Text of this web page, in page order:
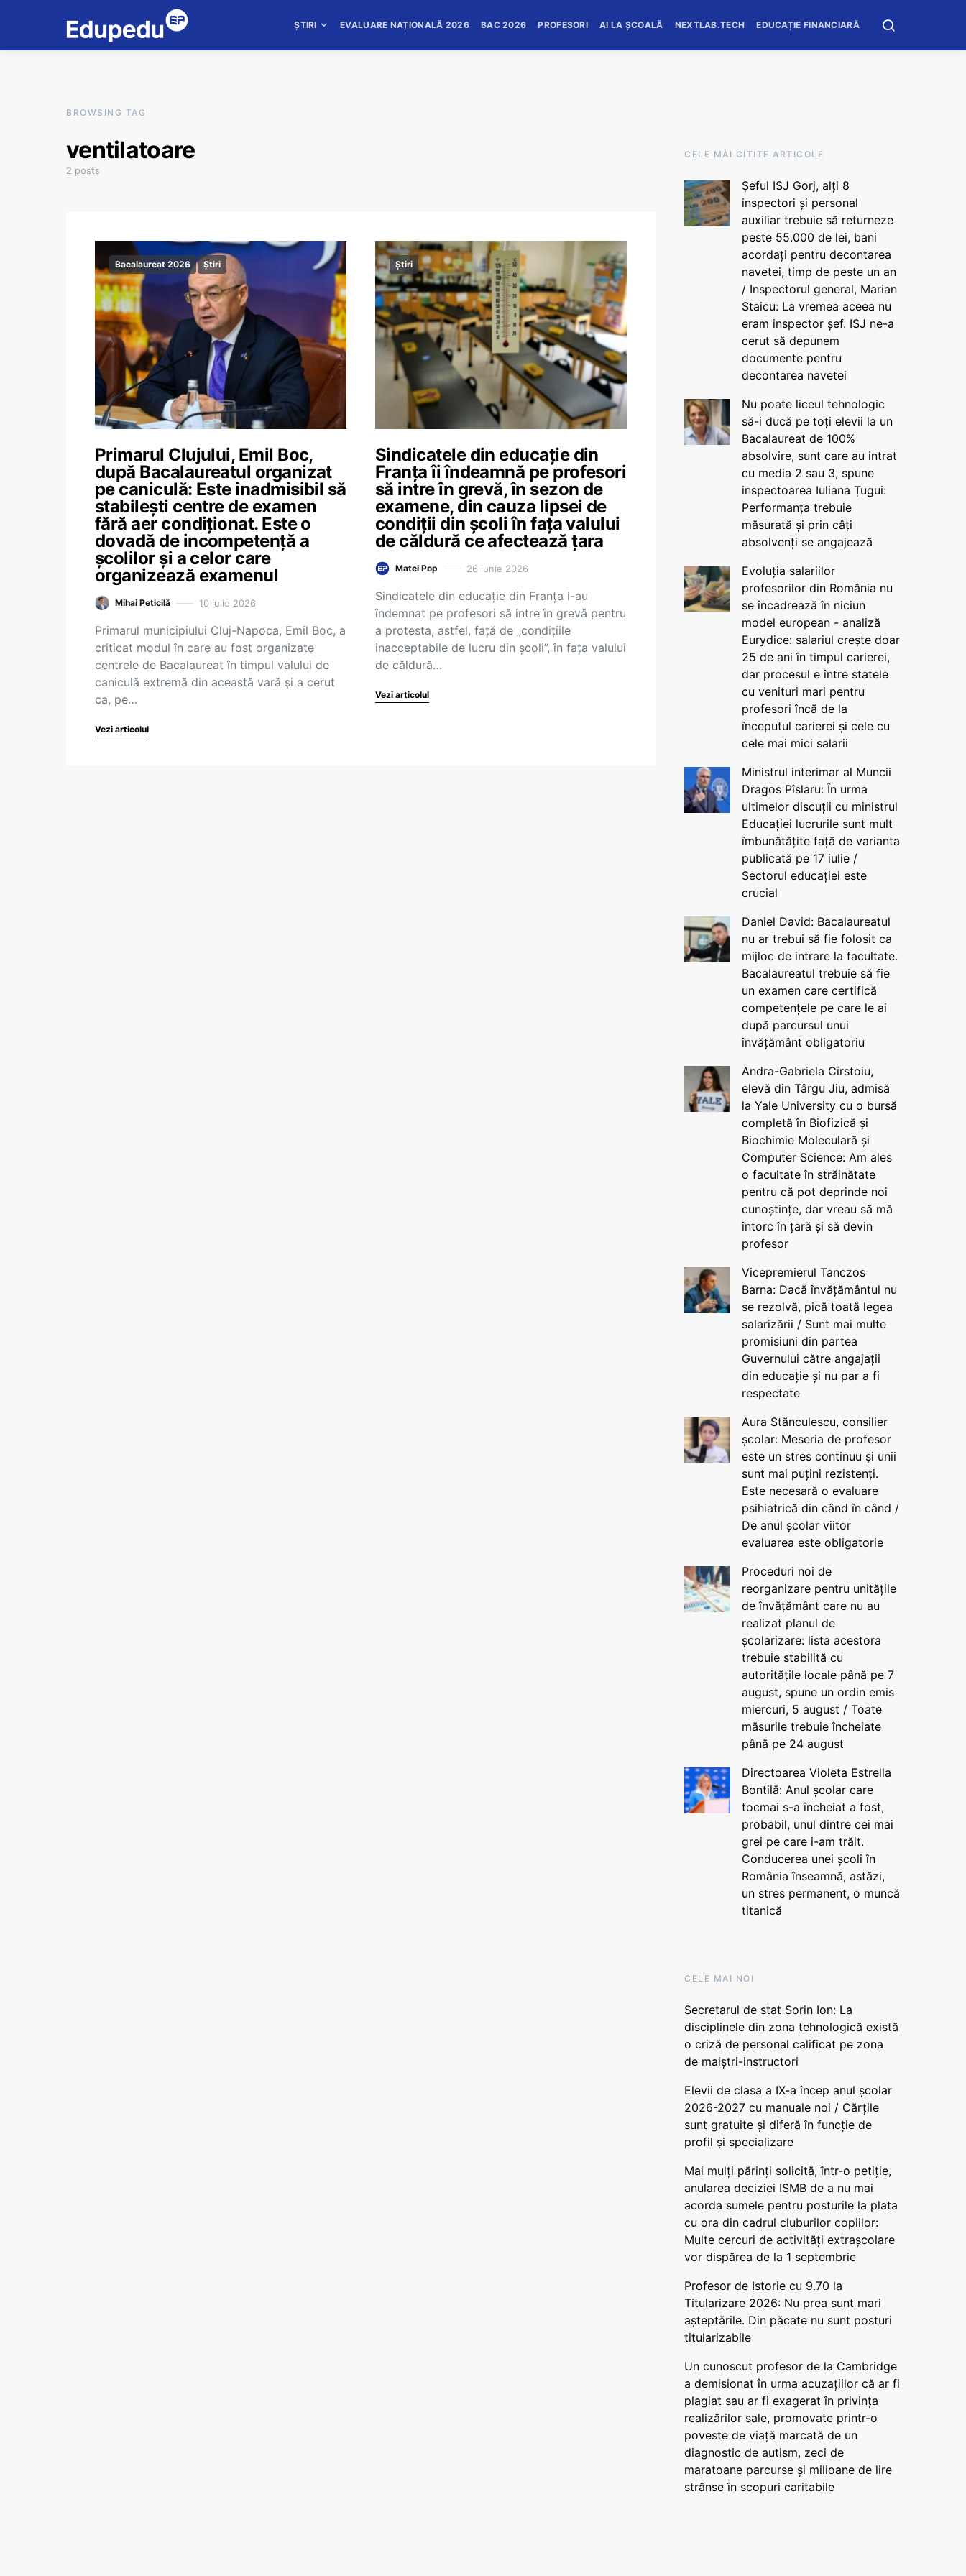
ȘTIRI EVALUARE NAȚIONALĂ 2026 BAC 2026 PROFESORI AI LA ȘCOALĂ NEXTLAB.TECH EDUCAȚIE FINANCIARĂ
BROWSING TAG
ventilatoare
2 posts
Bacalaureat 2026 Știri
Primarul Clujului, Emil Boc,
după Bacalaureatul organizat
pe caniculă: Este inadmisibil să
stabilești centre de examen
fără aer condiționat. Este o
dovadă de incompetență a
școlilor și a celor care
organizează examenul
Mihai Peticilă 10 iulie 2026
Primarul municipiului Cluj-Napoca, Emil Boc, a
criticat modul în care au fost organizate
centrele de Bacalaureat în timpul valului de
caniculă extremă din această vară și a cerut
ca, pe…
Vezi articolul
Știri
Sindicatele din educație din
Franța îi îndeamnă pe profesori
să intre în grevă, în sezon de
examene, din cauza lipsei de
condiții din școli în fața valului
de căldură ce afectează țara
Matei Pop 26 iunie 2026
Sindicatele din educație din Franța i-au
îndemnat pe profesori să intre în grevă pentru
a protesta, astfel, față de „condițiile
inacceptabile de lucru din școli”, în fața valului
de căldură…
Vezi articolul
CELE MAI CITITE ARTICOLE
Șeful ISJ Gorj, alți 8
inspectori și personal
auxiliar trebuie să returneze
peste 55.000 de lei, bani
acordați pentru decontarea
navetei, timp de peste un an
/ Inspectorul general, Marian
Staicu: La vremea aceea nu
eram inspector șef. ISJ ne-a
cerut să depunem
documente pentru
decontarea navetei
Nu poate liceul tehnologic
să-i ducă pe toți elevii la un
Bacalaureat de 100%
absolvire, sunt care au intrat
cu media 2 sau 3, spune
inspectoarea Iuliana Țugui:
Performanța trebuie
măsurată și prin câți
absolvenți se angajează
Evoluția salariilor
profesorilor din România nu
se încadrează în niciun
model european - analiză
Eurydice: salariul crește doar
25 de ani în timpul carierei,
dar procesul e între statele
cu venituri mari pentru
profesori încă de la
începutul carierei și cele cu
cele mai mici salarii
Ministrul interimar al Muncii
Dragos Pîslaru: În urma
ultimelor discuții cu ministrul
Educației lucrurile sunt mult
îmbunătățite față de varianta
publicată pe 17 iulie /
Sectorul educației este
crucial
Daniel David: Bacalaureatul
nu ar trebui să fie folosit ca
mijloc de intrare la facultate.
Bacalaureatul trebuie să fie
un examen care certifică
competențele pe care le ai
după parcursul unui
învățământ obligatoriu
Andra-Gabriela Cîrstoiu,
elevă din Târgu Jiu, admisă
la Yale University cu o bursă
completă în Biofizică și
Biochimie Moleculară și
Computer Science: Am ales
o facultate în străinătate
pentru că pot deprinde noi
cunoștințe, dar vreau să mă
întorc în țară și să devin
profesor
Vicepremierul Tanczos
Barna: Dacă învățământul nu
se rezolvă, pică toată legea
salarizării / Sunt mai multe
promisiuni din partea
Guvernului către angajații
din educație și nu par a fi
respectate
Aura Stănculescu, consilier
școlar: Meseria de profesor
este un stres continuu și unii
sunt mai puțini rezistenți.
Este necesară o evaluare
psihiatrică din când în când /
De anul școlar viitor
evaluarea este obligatorie
Proceduri noi de
reorganizare pentru unitățile
de învățământ care nu au
realizat planul de
școlarizare: lista acestora
trebuie stabilită cu
autoritățile locale până pe 7
august, spune un ordin emis
miercuri, 5 august / Toate
măsurile trebuie încheiate
până pe 24 august
Directoarea Violeta Estrella
Bontilă: Anul școlar care
tocmai s-a încheiat a fost,
probabil, unul dintre cei mai
grei pe care i-am trăit.
Conducerea unei școli în
România înseamnă, astăzi,
un stres permanent, o muncă
titanică
CELE MAI NOI
Secretarul de stat Sorin Ion: La
disciplinele din zona tehnologică există
o criză de personal calificat pe zona
de maiștri-instructori
Elevii de clasa a IX-a încep anul școlar
2026-2027 cu manuale noi / Cărțile
sunt gratuite și diferă în funcție de
profil și specializare
Mai mulți părinți solicită, într-o petiție,
anularea deciziei ISMB de a nu mai
acorda sumele pentru posturile la plata
cu ora din cadrul cluburilor copiilor:
Multe cercuri de activități extrașcolare
vor dispărea de la 1 septembrie
Profesor de Istorie cu 9.70 la
Titularizare 2026: Nu prea sunt mari
așteptările. Din păcate nu sunt posturi
titularizabile
Un cunoscut profesor de la Cambridge
a demisionat în urma acuzațiilor că ar fi
plagiat sau ar fi exagerat în privința
realizărilor sale, promovate printr-o
poveste de viață marcată de un
diagnostic de autism, zeci de
maratoane parcurse și milioane de lire
strânse în scopuri caritabile